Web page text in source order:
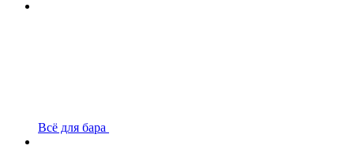
Всё для бара